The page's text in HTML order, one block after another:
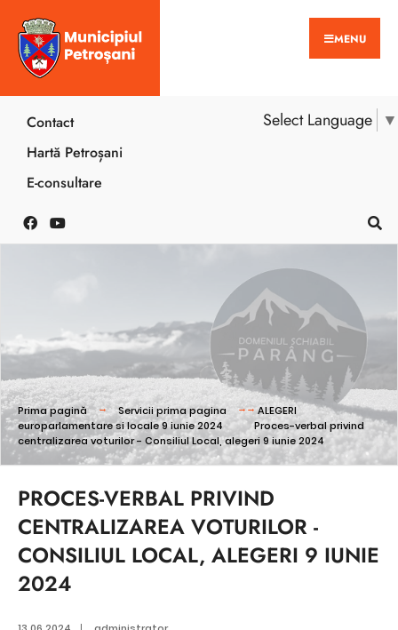
MENU
Select Language ▼
Contact
Hartă Petroșani
E-consultare
Prima pagină Servicii prima pagina
ALEGERI
europarlamentare si locale 9 iunie 2024
Proces-verbal privind
centralizarea voturilor - Consiliul Local, alegeri 9 iunie 2024
PROCES-VERBAL PRIVIND
CENTRALIZAREA VOTURILOR -
CONSILIUL LOCAL, ALEGERI 9 IUNIE
2024